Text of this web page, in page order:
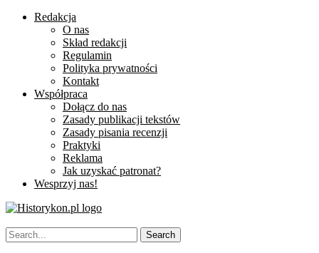
Redakcja
O nas
Skład redakcji
Regulamin
Polityka prywatności
Kontakt
Współpraca
Dołącz do nas
Zasady publikacji tekstów
Zasady pisania recenzji
Praktyki
Reklama
Jak uzyskać patronat?
Wesprzyj nas!